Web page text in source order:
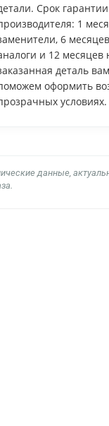
Срок
1
6
и 12 месяцев
деталь
оформить
условиях.
данные,